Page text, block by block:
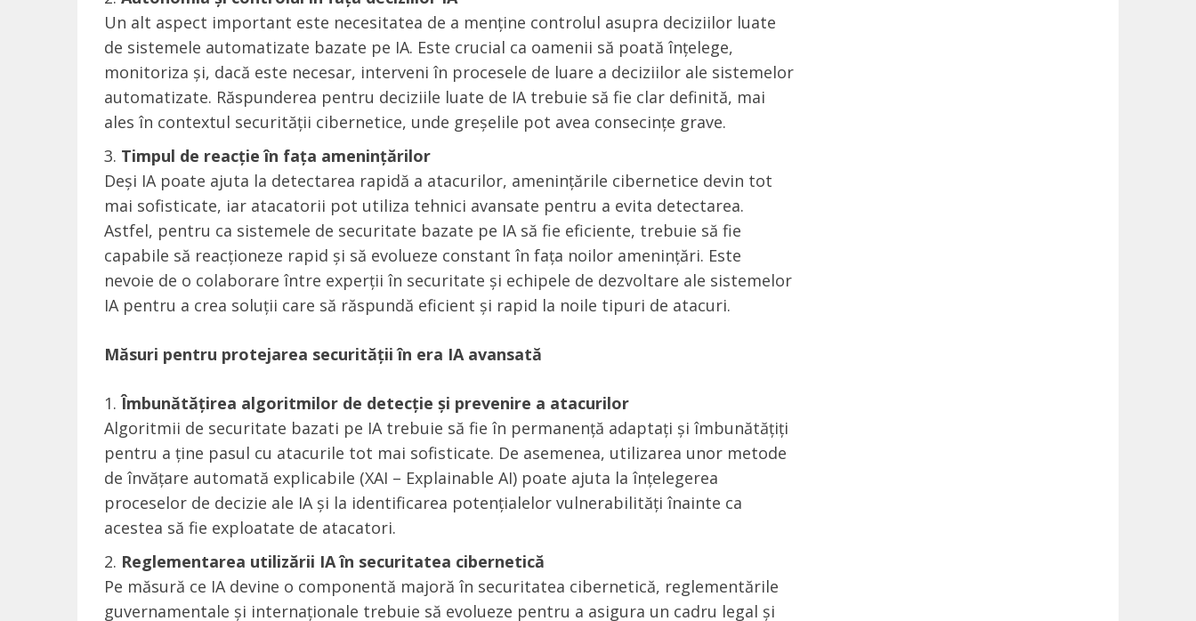
Un alt aspect important este necesitatea de a menține controlul asupra deciziilor luate
de sistemele automatizate bazate pe IA. Este crucial ca oamenii să poată înțelege,
monitoriza și, dacă este necesar, interveni în procesele de luare a deciziilor ale sistemelor
automatizate. Răspunderea pentru deciziile luate de IA trebuie să fie clar definită, mai
ales în contextul securității cibernetice, unde greșelile pot avea consecințe grave.
Timpul de reacție în fața amenințărilor
Deși IA poate ajuta la detectarea rapidă a atacurilor, amenințările cibernetice devin tot
mai sofisticate, iar atacatorii pot utiliza tehnici avansate pentru a evita detectarea.
Astfel, pentru ca sistemele de securitate bazate pe IA să fie eficiente, trebuie să fie
capabile să reacționeze rapid și să evolueze constant în fața noilor amenințări. Este
nevoie de o colaborare între experții în securitate și echipele de dezvoltare ale sistemelor
IA pentru a crea soluții care să răspundă eficient și rapid la noile tipuri de atacuri.
Măsuri pentru protejarea securității în era IA avansată
Îmbunătățirea algoritmilor de detecție și prevenire a atacurilor
Algoritmii de securitate bazati pe IA trebuie să fie în permanență adaptați și îmbunătățiți
pentru a ține pasul cu atacurile tot mai sofisticate. De asemenea, utilizarea unor metode
de învățare automată explicabile (XAI – Explainable AI) poate ajuta la înțelegerea
proceselor de decizie ale IA și la identificarea potențialelor vulnerabilități înainte ca
acestea să fie exploatate de atacatori.
Reglementarea utilizării IA în securitatea cibernetică
Pe măsură ce IA devine o componentă majoră în securitatea cibernetică, reglementările
guvernamentale și internaționale trebuie să evolueze pentru a asigura un cadru legal și